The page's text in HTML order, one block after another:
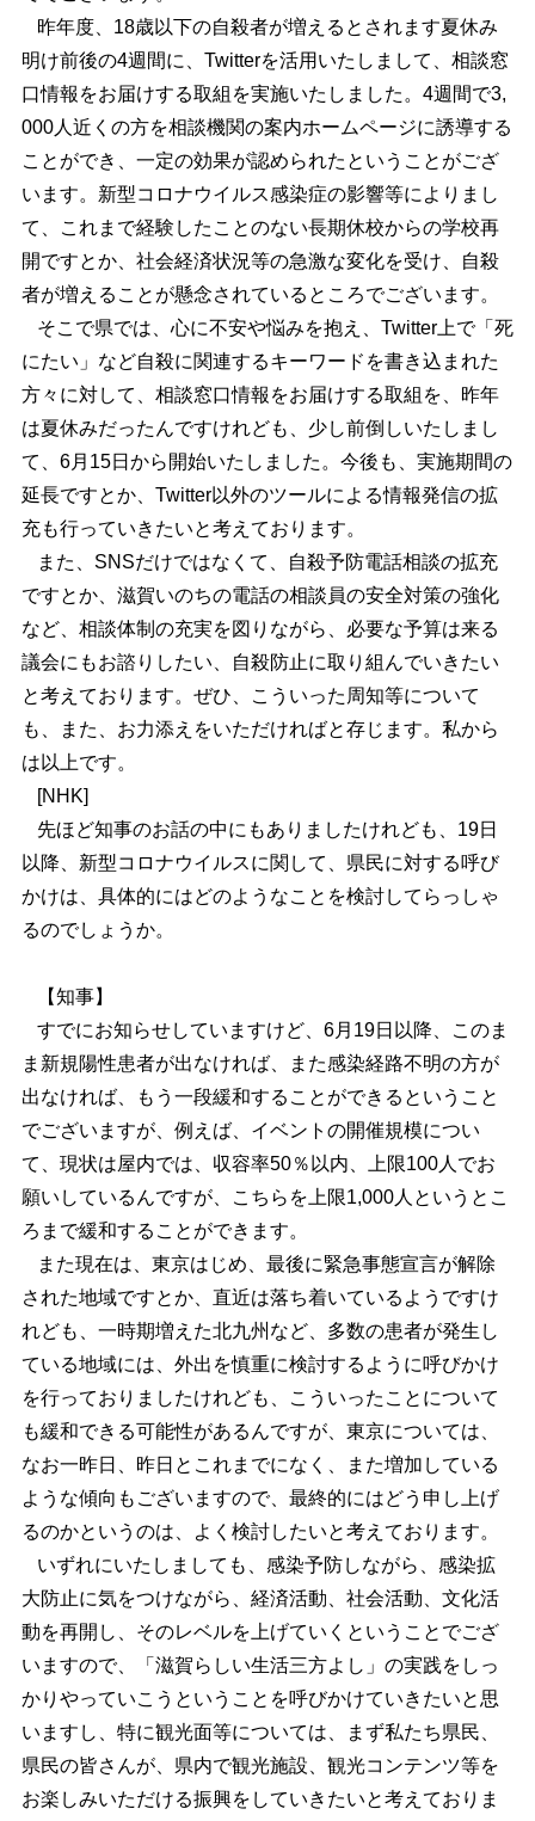
昨年度、18歳以下の自殺者が増えるとされます夏休み
明け前後の4週間に、Twitterを活用いたしまして、相談窓
口情報をお届けする取組を実施いたしました。4週間で3,
000人近くの方を相談機関の案内ホームページに誘導する
ことができ、一定の効果が認められたということがござ
います。新型コロナウイルス感染症の影響等によりまし
て、これまで経験したことのない長期休校からの学校再
開ですとか、社会経済状況等の急激な変化を受け、自殺
者が増えることが懸念されているところでございます。
そこで県では、心に不安や悩みを抱え、Twitter上で「死
にたい」など自殺に関連するキーワードを書き込まれた
方々に対して、相談窓口情報をお届けする取組を、昨年
は夏休みだったんですけれども、少し前倒しいたしまし
て、6月15日から開始いたしました。今後も、実施期間の
延長ですとか、Twitter以外のツールによる情報発信の拡
充も行っていきたいと考えております。
また、SNSだけではなくて、自殺予防電話相談の拡充
ですとか、滋賀いのちの電話の相談員の安全対策の強化
など、相談体制の充実を図りながら、必要な予算は来る
議会にもお諮りしたい、自殺防止に取り組んでいきたい
と考えております。ぜひ、こういった周知等について
も、また、お力添えをいただければと存じます。私から
は以上です。
[NHK]
先ほど知事のお話の中にもありましたけれども、19日
以降、新型コロナウイルスに関して、県民に対する呼び
かけは、具体的にはどのようなことを検討してらっしゃ
るのでしょうか。
【知事】
すでにお知らせしていますけど、6月19日以降、このま
ま新規陽性患者が出なければ、また感染経路不明の方が
出なければ、もう一段緩和することができるということ
でございますが、例えば、イベントの開催規模につい
て、現状は屋内では、収容率50％以内、上限100人でお
願いしているんですが、こちらを上限1,000人というとこ
ろまで緩和することができます。
また現在は、東京はじめ、最後に緊急事態宣言が解除
された地域ですとか、直近は落ち着いているようですけ
れども、一時期増えた北九州など、多数の患者が発生し
ている地域には、外出を慎重に検討するように呼びかけ
を行っておりましたけれども、こういったことについて
も緩和できる可能性があるんですが、東京については、
なお一昨日、昨日とこれまでになく、また増加している
ような傾向もございますので、最終的にはどう申し上げ
るのかというのは、よく検討したいと考えております。
いずれにいたしましても、感染予防しながら、感染拡
大防止に気をつけながら、経済活動、社会活動、文化活
動を再開し、そのレベルを上げていくということでござ
いますので、「滋賀らしい生活三方よし」の実践をしっ
かりやっていこうということを呼びかけていきたいと思
いますし、特に観光面等については、まず私たち県民、
県民の皆さんが、県内で観光施設、観光コンテンツ等を
お楽しみいただける振興をしていきたいと考えておりま